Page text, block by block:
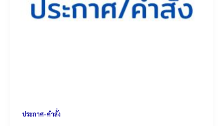
ประกาศ-คำสั่ง